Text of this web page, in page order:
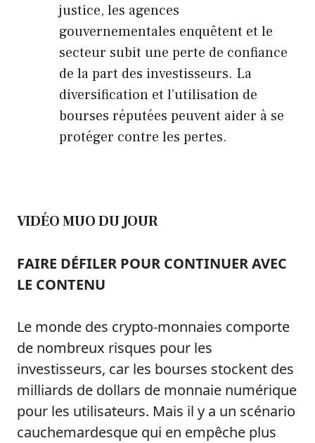
justice, les agences
gouvernementales enquêtent et le
secteur subit une perte de confiance
de la part des investisseurs. La
diversification et l’utilisation de
bourses réputées peuvent aider à se
protéger contre les pertes.
VIDÉO MUO DU JOUR
FAIRE DÉFILER POUR CONTINUER AVEC
LE CONTENU
Le monde des crypto-monnaies comporte
de nombreux risques pour les
investisseurs, car les bourses stockent des
milliards de dollars de monnaie numérique
pour les utilisateurs. Mais il y a un scénario
cauchemardesque qui en empêche plus